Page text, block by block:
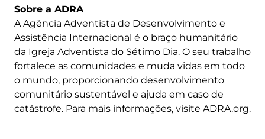
Sobre a ADRA
A Agência Adventista de Desenvolvimento e
Assistência Internacional é o braço humanitário
da Igreja Adventista do Sétimo Dia. O seu trabalho
fortalece as comunidades e muda vidas em todo
o mundo, proporcionando desenvolvimento
comunitário sustentável e ajuda em caso de
catástrofe. Para mais informações, visite ADRA.org.